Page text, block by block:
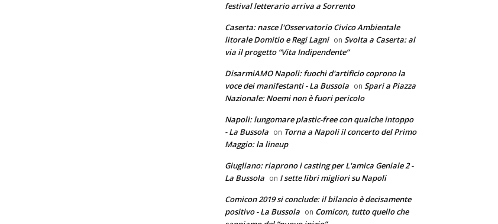
festival letterario arriva a Sorrento
Caserta: nasce l'Osservatorio Civico Ambientale
litorale Domitio e Regi Lagni on Svolta a Caserta: al
via il progetto “Vita Indipendente”
DisarmiAMO Napoli: fuochi d'artificio coprono la
voce dei manifestanti - La Bussola on Spari a Piazza
Nazionale: Noemi non è fuori pericolo
Napoli: lungomare plastic-free con qualche intoppo
- La Bussola on Torna a Napoli il concerto del Primo
Maggio: la lineup
Giugliano: riaprono i casting per L'amica Geniale 2 -
La Bussola on I sette libri migliori su Napoli
Comicon 2019 si conclude: il bilancio è decisamente
positivo - La Bussola on Comicon, tutto quello che